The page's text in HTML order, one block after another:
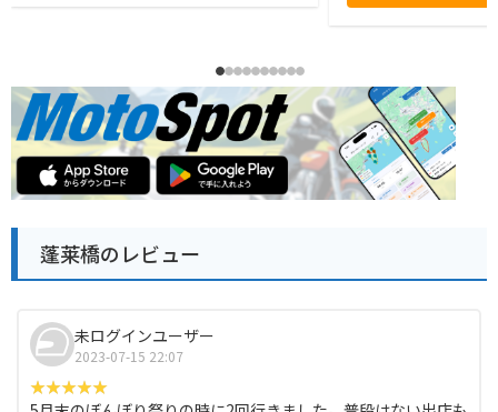
蓬莱橋のレビュー
未ログインユーザー
2023-07-15 22:07